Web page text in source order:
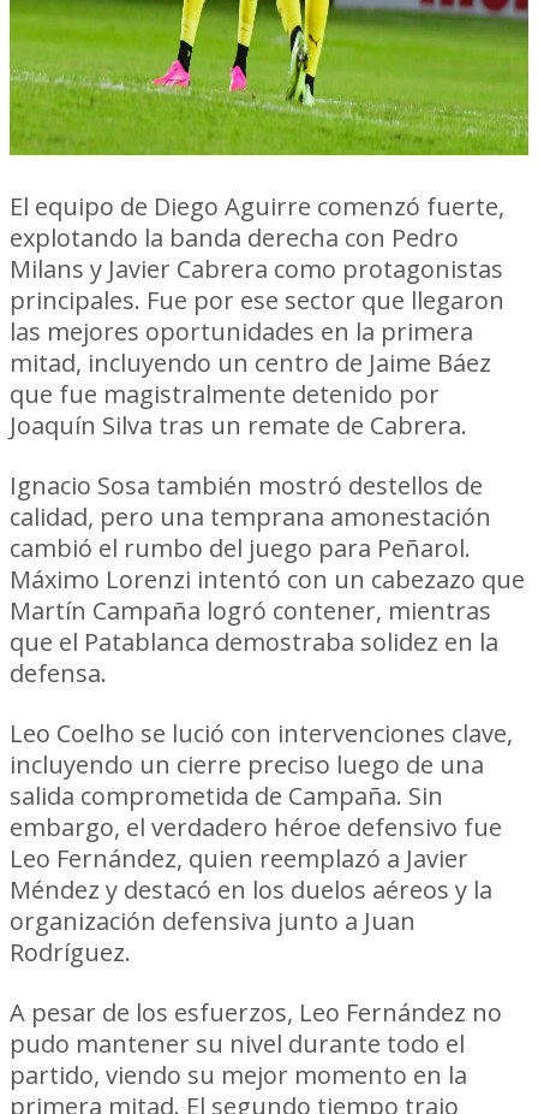
El equipo de Diego Aguirre comenzó fuerte,
explotando la banda derecha con Pedro
Milans y Javier Cabrera como protagonistas
principales. Fue por ese sector que llegaron
las mejores oportunidades en la primera
mitad, incluyendo un centro de Jaime Báez
que fue magistralmente detenido por
Joaquín Silva tras un remate de Cabrera.
Ignacio Sosa también mostró destellos de
calidad, pero una temprana amonestación
cambió el rumbo del juego para Peñarol.
Máximo Lorenzi intentó con un cabezazo que
Martín Campaña logró contener, mientras
que el Patablanca demostraba solidez en la
defensa.
Leo Coelho se lució con intervenciones clave,
incluyendo un cierre preciso luego de una
salida comprometida de Campaña. Sin
embargo, el verdadero héroe defensivo fue
Leo Fernández, quien reemplazó a Javier
Méndez y destacó en los duelos aéreos y la
organización defensiva junto a Juan
Rodríguez.
A pesar de los esfuerzos, Leo Fernández no
pudo mantener su nivel durante todo el
partido, viendo su mejor momento en la
primera mitad. El segundo tiempo trajo